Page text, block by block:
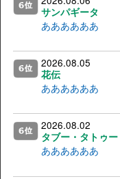
サンパギータ
ああああああ
2026.08.05
花伝
ああああああ
2026.08.02
タブー・タトゥー
ああああああ